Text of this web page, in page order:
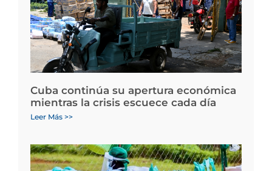
Cuba continúa su apertura económica
mientras la crisis escuece cada día
Leer Más >>